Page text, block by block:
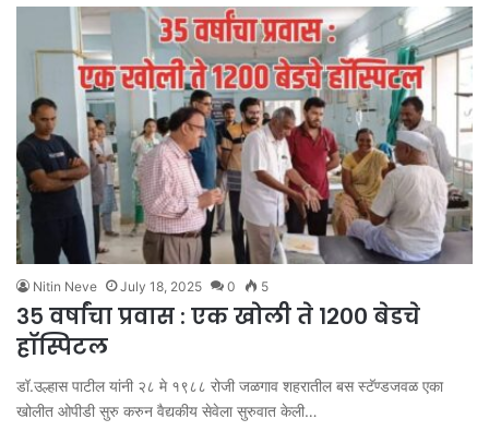
Nitin Neve July 18, 2025 0 5
३५ वर्षांचा प्रवास : एक खोली ते १२०० बेडचे
हॉस्पिटल
डॉ.उल्हास पाटील यांनी २८ मे १९८८ रोजी जळगाव शहरातील बस स्टॅण्डजवळ एका
खोलीत ओपीडी सुरु करुन वैद्यकीय सेवेला सुरुवात केली…